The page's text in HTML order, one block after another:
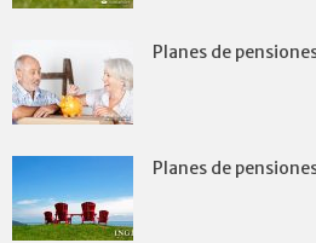
Planes de
Planes de